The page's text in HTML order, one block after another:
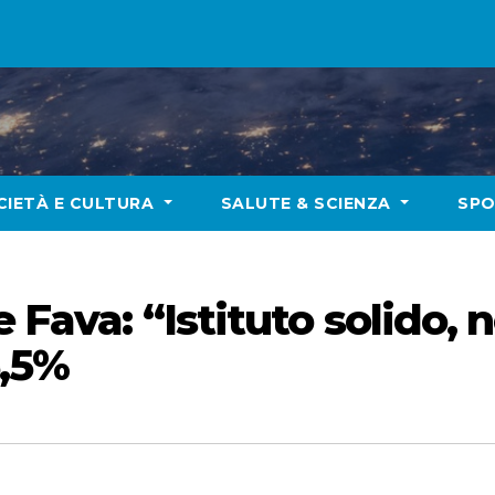
E CULTURA SALUTE & SCIENZA
Fava: “Istituto solido,